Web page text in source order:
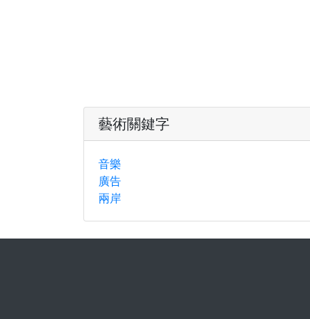
藝術關鍵字
音樂
廣告
兩岸